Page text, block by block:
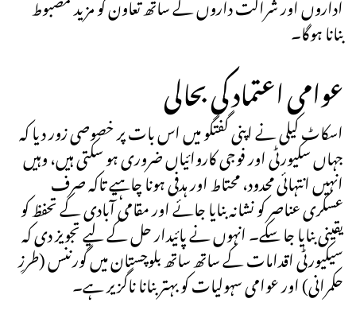
بنانا ہوگا۔
عوامی اعتماد کی بحالی
اسکاٹ کیلی نے اپنی گفتگو میں اس بات پر خصوصی زور دیا کہ
جہاں سکیورٹی اور فوجی کاروائیاں ضروری ہو سکتی ہیں، وہیں
انہیں انتہائی محدود، محتاط اور ہدفی ہونا چاہیے تاکہ صرف
عسکری عناصر کو نشانہ بنایا جائے اور مقامی آبادی کے تحفظ کو
یقینی بنایا جا سکے۔ انہوں نے پائیدار حل کے لیے تجویز دی کہ
سیکیورٹی اقدامات کے ساتھ ساتھ بلوچستان میں گورننس (طرزِ
حکمرانی) اور عوامی سہولیات کو بہتر بنانا ناگزیر ہے۔